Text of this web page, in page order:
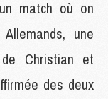
match où on
une
Christian et
des deux